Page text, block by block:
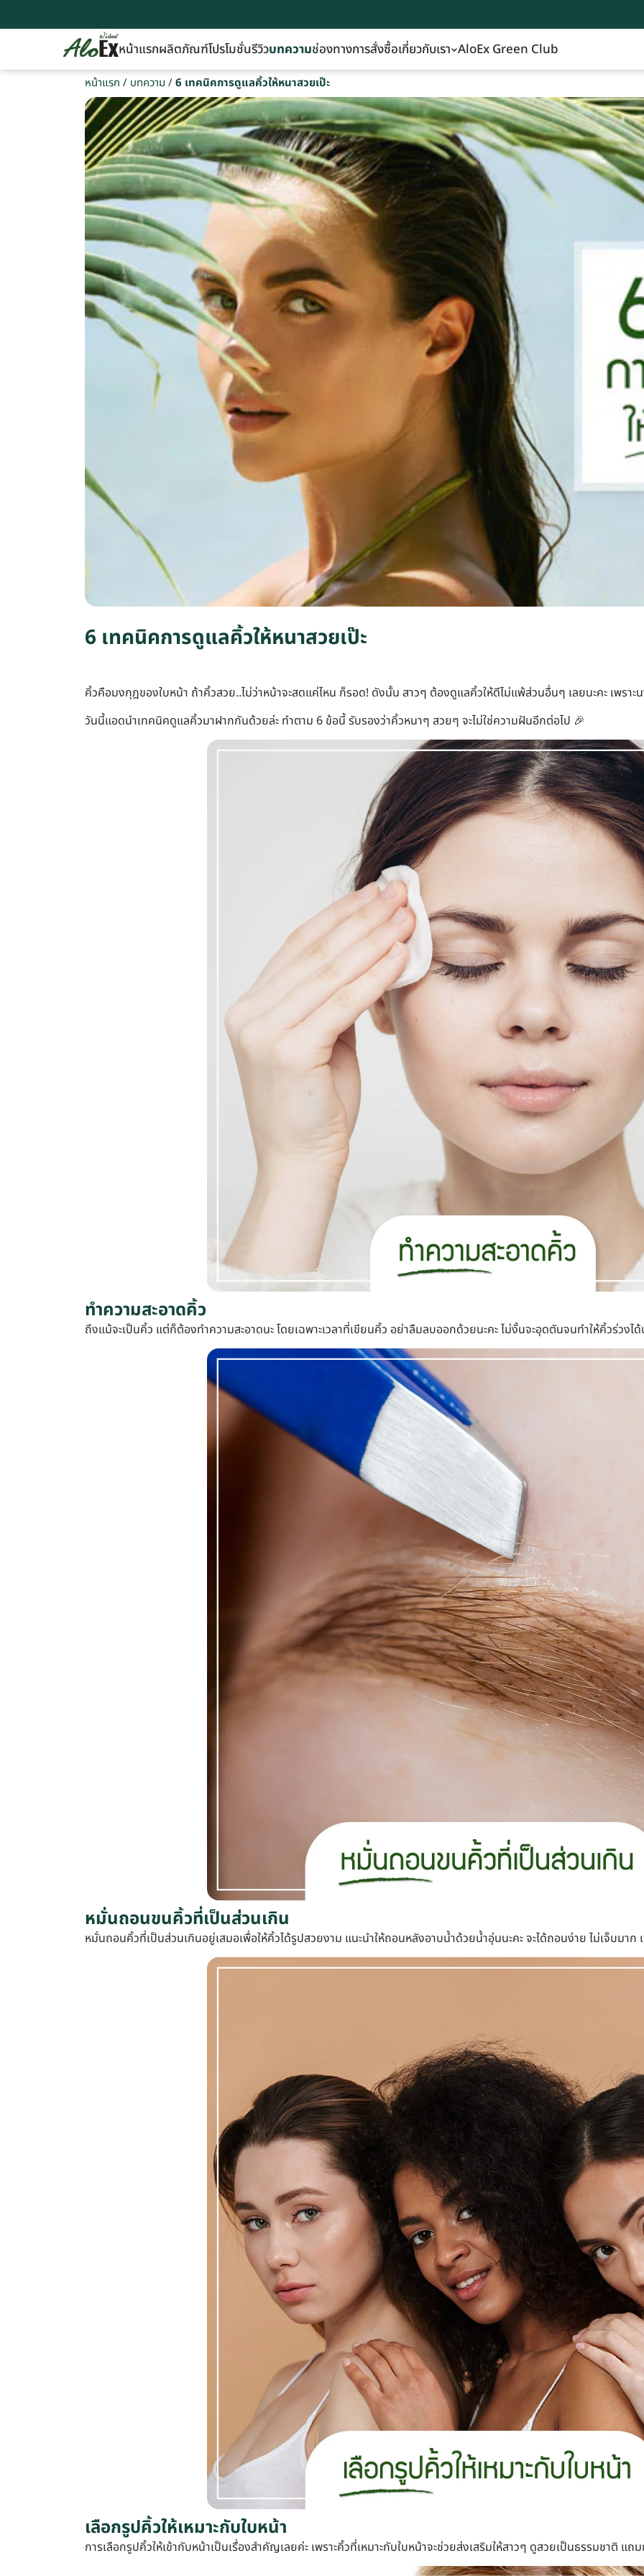
หน้าแรกผลิตภัณฑ์โปรโมชั่นรีวิวบทความช่องทางการสั่งซื้อเกี่ยวกับเรา AloEx Green Club
หน้าแรก / บทความ /6 เทคนิคการดูแลคิ้วให้หนาสวยเป๊ะ
6 เทคนิคการดูแลคิ้วให้หนาสวยเป๊ะ
คิ้วคือมงกุฎของใบหน้า ถ้าคิ้วสวย..ไม่ว่าหน้าจะสดแค่ไหน ก็รอด! ดังนั้น สาวๆ ต้องดูแลคิ้วให้ดีไม่แพ้ส่วนอื่นๆ เลยนะคะ เพราะ
วันนี้แอดนำเทคนิคดูแลคิ้วมาฝากกันด้วยล่ะ ทำตาม 6 ข้อนี้ รับรองว่าคิ้วหนาๆ สวยๆ จะไม่ใช่ความฝันอีกต่อไป 🎉
ทำความสะอาดคิ้ว
ถึงแม้จะเป็นคิ้ว แต่ก็ต้องทำความสะอาดนะ โดยเฉพาะเวลาที่เขียนคิ้ว อย่าลืมลบออกด้วยนะคะ ไม่งั้นจะอุดตันจนทำให้คิ้วร่วงได้
หมั่นถอนขนคิ้วที่เป็นส่วนเกิน
หมั่นถอนคิ้วที่เป็นส่วนเกินอยู่เสมอเพื่อให้คิ้วได้รูปสวยงาม แนะนำให้ถอนหลังอาบน้ำด้วยน้ำอุ่นนะคะ จะได้ถอนง่าย ไม่เจ็บมาก
เลือกรูปคิ้วให้เหมาะกับใบหน้า
การเลือกรูปคิ้วให้เข้ากับหน้าเป็นเรื่องสำคัญเลยค่ะ เพราะคิ้วที่เหมาะกับใบหน้าจะช่วยส่งเสริมให้สาวๆ ดูสวยเป็นธรรมชาติ แ